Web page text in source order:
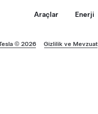
Araçlar Enerji
© 2026 Gizlilik ve Mevzuat